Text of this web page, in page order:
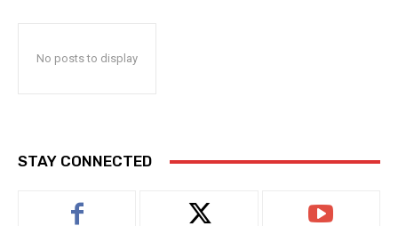
No posts to display
STAY CONNECTED